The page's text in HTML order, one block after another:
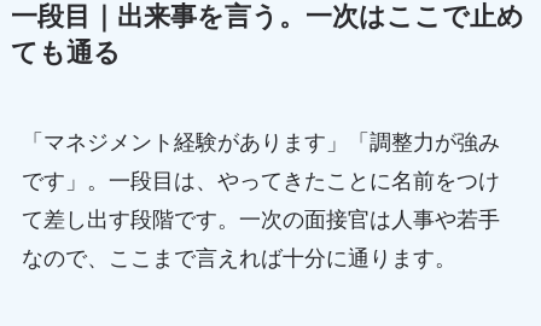
一段目｜出来事を言う。一次はここで止め
ても通る
「マネジメント経験があります」「調整力が強み
です」。一段目は、やってきたことに名前をつけ
て差し出す段階です。一次の面接官は人事や若手
なので、ここまで言えれば十分に通ります。